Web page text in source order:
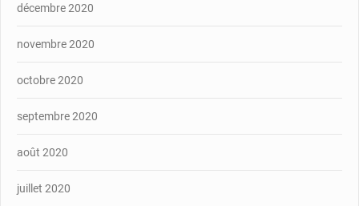
décembre 2020
novembre 2020
octobre 2020
septembre 2020
août 2020
juillet 2020